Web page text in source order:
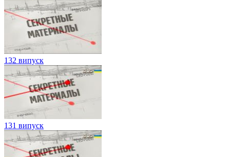
132 випуск
131 випуск